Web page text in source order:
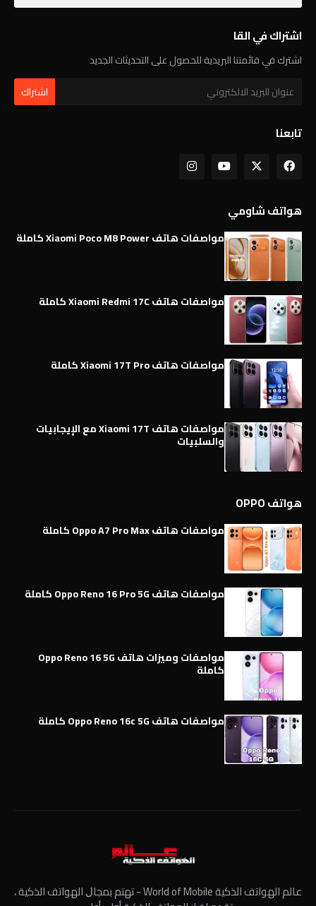
اشتراك في القا
اشترك في قائمتنا البريدية للحصول على التحديثات الجديد
تابعنا
هواتف شاومي
مواصفات هاتف Xiaomi Poco M8 Power كاملة
مواصفات هاتف Xiaomi Redmi 17C كاملة
مواصفات هاتف Xiaomi 17T Pro كاملة
مواصفات هاتف Xiaomi 17T مع الإيجابيات
والسلبيات
هواتف OPPO
مواصفات هاتف Oppo A7 Pro Max كاملة
مواصفات هاتف Oppo Reno 16 Pro 5G كاملة
مواصفات وميزات هاتف Oppo Reno 16 5G
كاملة
مواصفات هاتف Oppo Reno 16c 5G كاملة
عالم الهواتف الذكية World of Mobile - ﺗﻬﺘﻢ ﺑﻤﺠﺎﻝ الهواتف الذكية ،